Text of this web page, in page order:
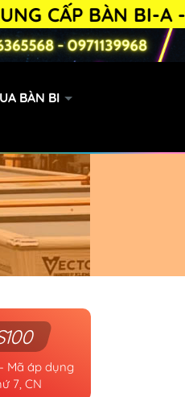
CẤP BÀN BI-A -
BÀN BI
7, CN